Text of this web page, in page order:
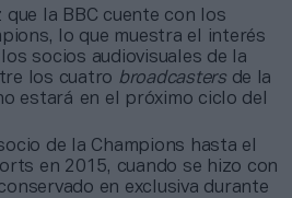
que la BBC cuente con los
lo que muestra el interés
socios audiovisuales de la
los cuatro broadcasters de la
estará en el próximo ciclo del
de la Champions hasta el
en 2015, cuando se hizo con
en exclusiva durante